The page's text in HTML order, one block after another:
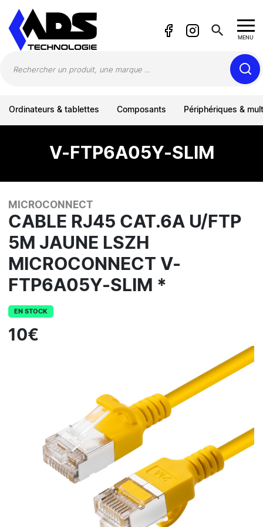
search MENU
Ordinateurs & tablettes Composants Périphériques &
V-FTP6A05Y-SLIM
MICROCONNECT
CABLE RJ45 CAT.6A U/FTP
5M JAUNE LSZH
MICROCONNECT V-
FTP6A05Y-SLIM *
EN STOCK
10€